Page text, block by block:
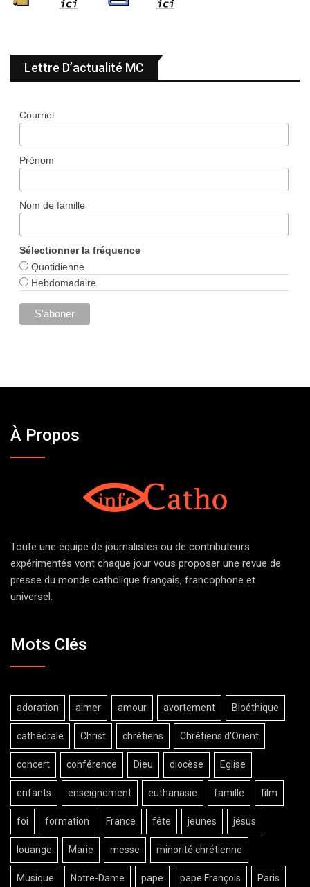
Lettre D’actualité MC
Courriel
Prénom
Nom de famille
Sélectionner la fréquence
Quotidienne
Hebdomadaire
À Propos
Toute une équipe de journalistes ou de contributeurs
expérimentés vont chaque jour vous proposer une revue de
presse du monde catholique français, francophone et
universel.
Mots Clés
adoration aimer amour avortement Bioéthique
cathédrale Christ chrétiens Chrétiens d'Orient
concert conférence Dieu diocèse Eglise
enfants enseignement euthanasie famille film
foi formation France fête jeunes jésus
louange Marie messe minorité chrétienne
Musique Notre-Dame pape pape François Paris